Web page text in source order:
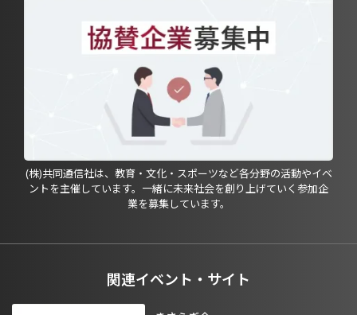
(株)共同通信社は、教育・文化・スポーツなど各分野の活動やイベ
ントを主催しています。一緒に未来社会を創り上げていく参加企
業を募集しています。
関連イベント・サイト